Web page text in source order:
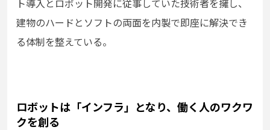
ト導入とロボット開発に従事していた技術者を擁し、
建物のハードとソフトの両面を内製で即座に解決でき
る体制を整えている。
ロボットは「インフラ」となり、働く人のワクワ
クを創る